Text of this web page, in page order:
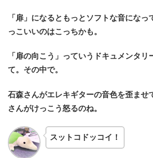
「扉」になるともっとソフトな音になっ
っこいいのはこっちかも。
「扉の向こう」っていうドキュメンタリ
て。その中で。
石森さんがエレキギターの音色を歪ませ
さんがけっこう怒るのね。
スットコドッコイ！